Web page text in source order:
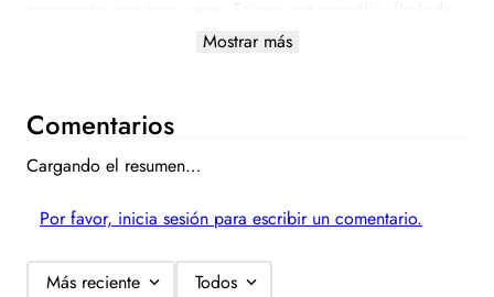
Ingredientes:
semilla de jojoba, aceite de semilla de camelia, extracto de centella
glicerina, polisorbato 20, ácido cítrico, fragancia y fenoxietanol.
Mostrar más
Comentarios
Cargando el resumen…
Por favor, inicia sesión para escribir un comentario.
Más reciente Todos